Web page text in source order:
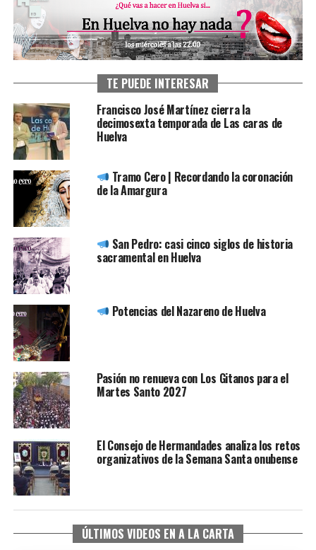
TE PUEDE INTERESAR
Francisco José Martínez cierra la
decimosexta temporada de Las caras de
Huelva
Tramo Cero | Recordando la coronación
de la Amargura
San Pedro: casi cinco siglos de historia
sacramental en Huelva
Potencias del Nazareno de Huelva
Pasión no renueva con Los Gitanos para el
Martes Santo 2027
El Consejo de Hermandades analiza los retos
organizativos de la Semana Santa onubense
ÚLTIMOS VIDEOS EN A LA CARTA